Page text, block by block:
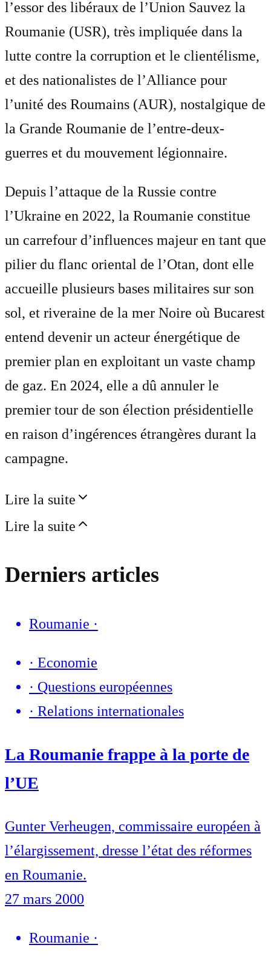
l’essor des libéraux de l’Union Sauvez la
Roumanie (USR), très impliquée dans la
lutte contre la corruption et le clientélisme,
et des nationalistes de l’Alliance pour
l’unité des Roumains (AUR), nostalgique de
la Grande Roumanie de l’entre-deux-
guerres et du mouvement légionnaire.
Depuis l’attaque de la Russie contre
l’Ukraine en 2022, la Roumanie constitue
un carrefour d’influences majeur en tant que
pilier du flanc oriental de l’Otan, dont elle
accueille plusieurs bases militaires sur son
sol, et riveraine de la mer Noire où Bucarest
entend devenir un acteur énergétique de
premier plan en exploitant un vaste champ
de gaz. En 2024, elle a dû annuler le
premier tour de son élection présidentielle
en raison d’ingérences étrangères durant la
campagne.
Lire la suite
Lire la suite
Derniers articles
Roumanie ·
· Economie
· Questions européennes
· Relations internationales
La Roumanie frappe à la porte de
l’UE
Gunter Verheugen, commissaire européen à
l’élargissement, dresse l’état des réformes
en Roumanie.
27 mars 2000
Roumanie ·